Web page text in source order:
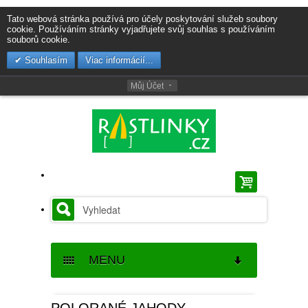
Tato webová stránka používá pro účely poskytování služeb soubory
cookie. Používáním stránky vyjadřujete svůj souhlas s používáním
souborů cookie.
Souhlasím
Viac informácií...
Můj Účet
MENU